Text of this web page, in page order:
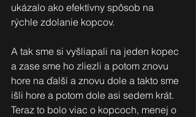
ukázalo ako efektívny spôsob na
rýchle zdolanie kopcov.
A tak sme si vyšliapali na jeden kopec
a zase sme ho zliezli a potom znovu
hore na ďalší a znovu dole a takto sme
išli hore a potom dole asi sedem krát.
Teraz to bolo viac o kopcoch, menej o